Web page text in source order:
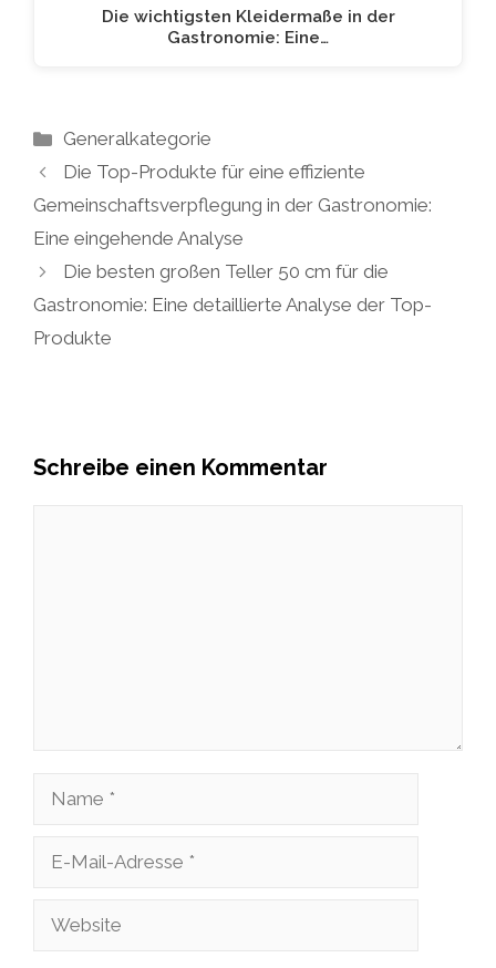
Die wichtigsten Kleidermaße in der
Gastronomie: Eine…
Kategorien
Generalkategorie
Die Top-Produkte für eine effiziente
Gemeinschaftsverpflegung in der Gastronomie:
Eine eingehende Analyse
Die besten großen Teller 50 cm für die
Gastronomie: Eine detaillierte Analyse der Top-
Produkte
Schreibe einen Kommentar
Name
Adresse
Website